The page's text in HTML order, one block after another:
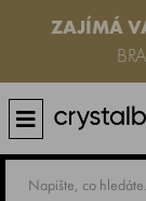
ZAJÍMÁ